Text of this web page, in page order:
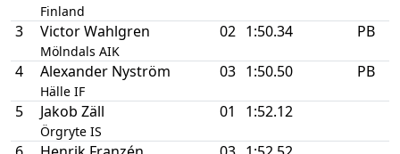
Finland
3 Victor Wahlgren
Mölndals AIK
02 1:50.34 PB
4 Alexander Nyström
Hälle IF
03 1:50.50 PB
5 Jakob Zäll
Örgryte IS
01 1:52.12